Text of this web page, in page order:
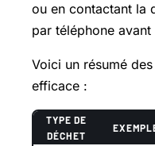
ou en contactant la
par téléphone avant
Voici un résumé
efficace :
TYPE DE
DÉCHET